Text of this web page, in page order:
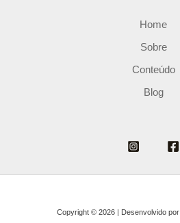
Home
Sobre
Conteúdo
Blog
Copyright © 2026 | Desenvolvido por